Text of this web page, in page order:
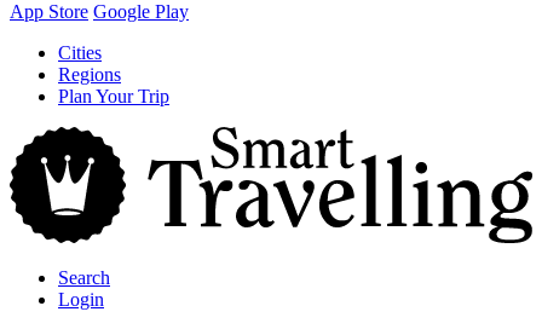
App Store Google Play
Skip
content
Cities
Regions
Plan Your Trip
Search
Login